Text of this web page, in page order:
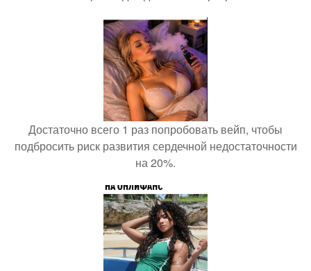
Достаточно всего 1 раз попробовать вейп, чтобы
подбросить риск развития сердечной недостаточности
на 20%.